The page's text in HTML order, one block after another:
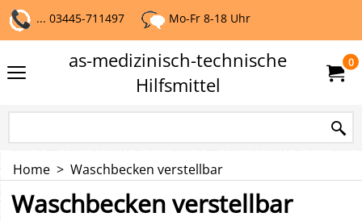
... 03445-711497 Mo-Fr 8-18 Uhr
as-medizinisch-technische
Hilfsmittel
0
Home > Waschbecken verstellbar
Waschbecken verstellbar